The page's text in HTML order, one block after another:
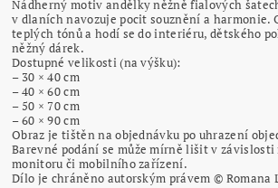
Nádherný motiv andělky něžně fialových
v dlaních navozuje pocit souznění a harmonie.
teplých tónů a hodí se do interiéru, dětského
něžný dárek.
Dostupné velikosti (na výšku):
– 30 × 40 cm
– 40 × 60 cm
– 50 × 70 cm
– 60 × 90 cm
Obraz je tištěn na objednávku po uhrazení
Barevné podání se může mírně lišit v
monitoru či mobilního zařízení.
Dílo je chráněno autorským právem © Romana